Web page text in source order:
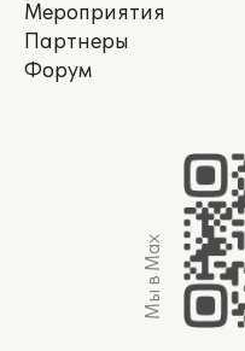
Мероприятия
Партнеры
Форум
Мы в Max